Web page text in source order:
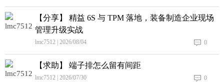
【分享】 精益 6S 与 TPM 落地，装备制造企业现场
管理升级实战
lmc7512 | 2026/08/04 0
【求助】 端子排怎么留有间距
lmc7512 | 2026/07/30 0